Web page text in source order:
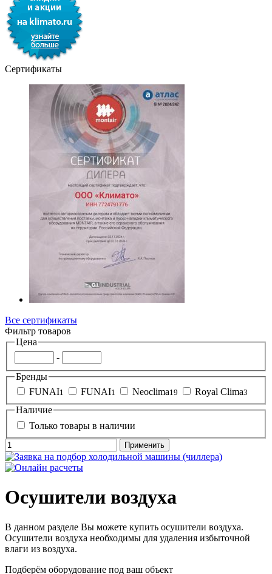
Сертификаты
Все сертификаты
Фильтр товаров
Цена
-
Бренды
FUNAI1 FUNAI1 Neoclima19 Royal Clima3
Наличие
Только товары в наличии
Осушители воздуха
В данном разделе Вы можете купить осушители воздуха.
Осушители воздуха необходимы для удаления избыточной
влаги из воздуха.
Подберём оборудование под ваш объект